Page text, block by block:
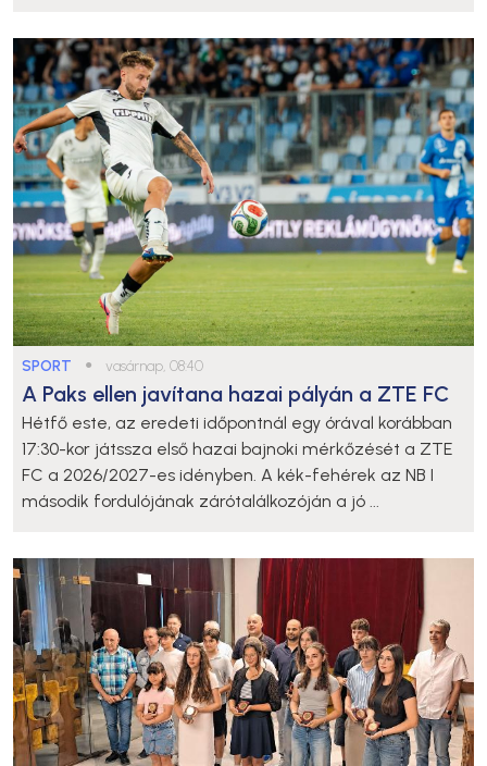
SPORT ● vasárnap, 08:40
A Paks ellen javítana hazai pályán a ZTE FC
Hétfő este, az eredeti időpontnál egy órával korábban
17:30-kor játssza első hazai bajnoki mérkőzését a ZTE
FC a 2026/2027-es idényben. A kék-fehérek az NB I
második fordulójának zárótalálkozóján a jó ...